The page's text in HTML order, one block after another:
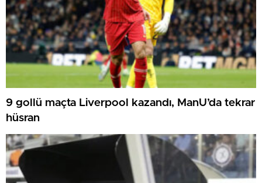
9 gollü maçta Liverpool kazandı, ManU’da tekrar
hüsran